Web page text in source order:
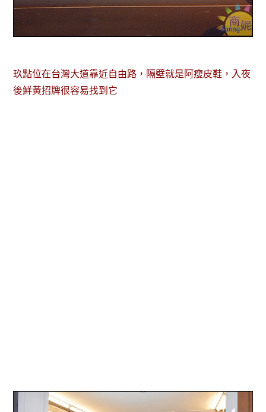
玖點位在台灣大道靠近自由路，隔壁就是阿瘦皮鞋，入夜
後鮮黃招牌很容易找到它